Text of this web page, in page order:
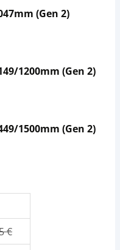
(Gen 2)
1200mm (Gen 2)
1500mm (Gen 2)
€